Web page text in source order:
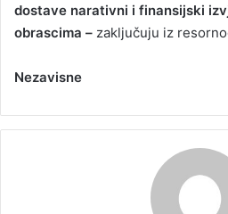
dostave narativni i finansijski
obrascima – zaključuju iz
Nezavisne